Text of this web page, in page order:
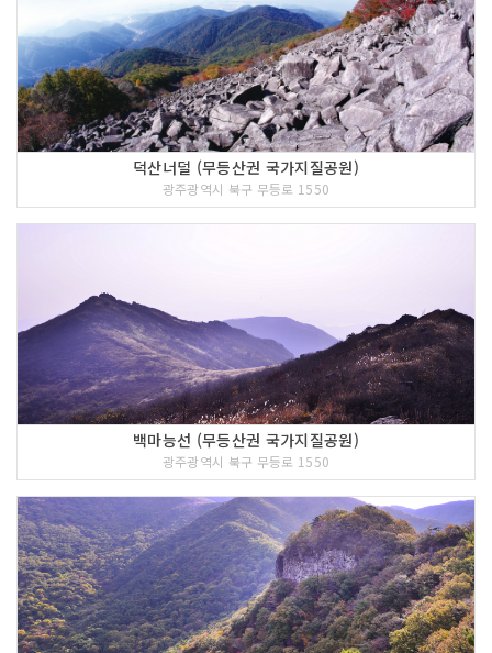
덕산너덜 (무등산권 국가지질공원)
광주광역시 북구 무등로 1550
백마능선 (무등산권 국가지질공원)
광주광역시 북구 무등로 1550